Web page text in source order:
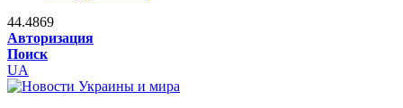
44.4869
Авторизация
Поиск
UA